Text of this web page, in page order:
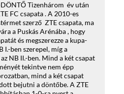
Tizenhárom év után
FC csapata . A 2010-es
szerző ZTE csapata, ma
a Puskás Arénába , hogy
és megszerezze a kupa-
I.-ben szerepel, míg a
NB II.-ben. Mind a két csapat
tekintve nem épp
mind a két csapat
bejutni a döntőbe. A ZTE